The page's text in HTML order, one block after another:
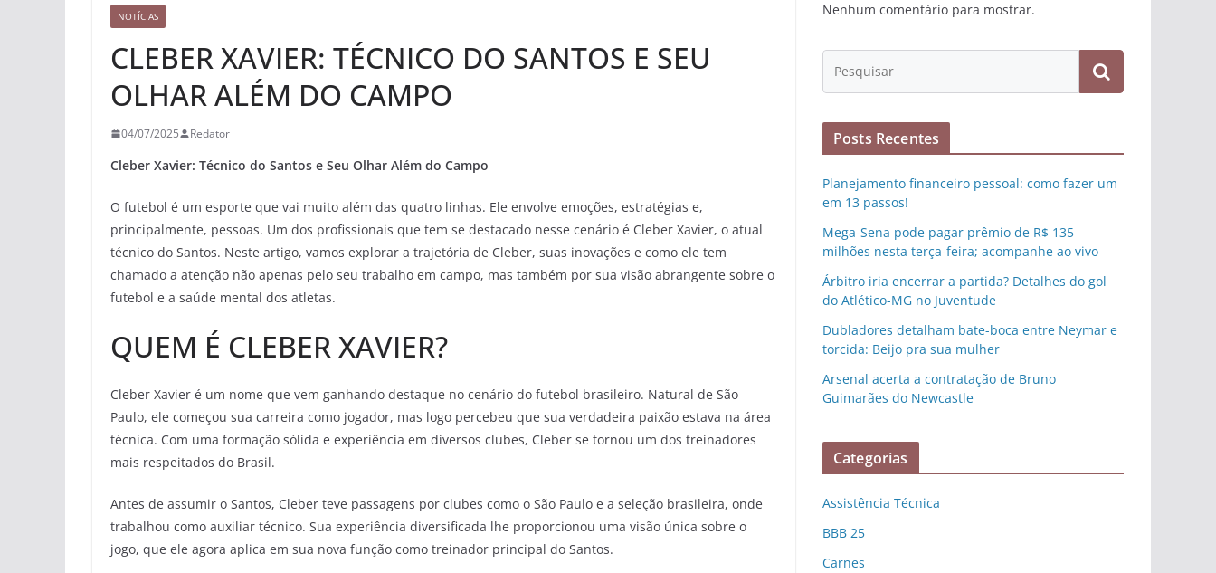
NOTÍCIAS
CLEBER XAVIER: TÉCNICO DO SANTOS E SEU
OLHAR ALÉM DO CAMPO
04/07/2025 Redator
Cleber Xavier: Técnico do Santos e Seu Olhar Além do Campo
O futebol é um esporte que vai muito além das quatro linhas. Ele envolve emoções, estratégias e,
principalmente, pessoas. Um dos profissionais que tem se destacado nesse cenário é Cleber Xavier, o atual
técnico do Santos. Neste artigo, vamos explorar a trajetória de Cleber, suas inovações e como ele tem
chamado a atenção não apenas pelo seu trabalho em campo, mas também por sua visão abrangente sobre o
futebol e a saúde mental dos atletas.
QUEM É CLEBER XAVIER?
Cleber Xavier é um nome que vem ganhando destaque no cenário do futebol brasileiro. Natural de São
Paulo, ele começou sua carreira como jogador, mas logo percebeu que sua verdadeira paixão estava na área
técnica. Com uma formação sólida e experiência em diversos clubes, Cleber se tornou um dos treinadores
mais respeitados do Brasil.
Antes de assumir o Santos, Cleber teve passagens por clubes como o São Paulo e a seleção brasileira, onde
trabalhou como auxiliar técnico. Sua experiência diversificada lhe proporcionou uma visão única sobre o
jogo, que ele agora aplica em sua nova função como treinador principal do Santos.
Nenhum comentário para mostrar.
Posts Recentes
Planejamento financeiro pessoal: como fazer um
em 13 passos!
Mega-Sena pode pagar prêmio de R$ 135
milhões nesta terça-feira; acompanhe ao vivo
Árbitro iria encerrar a partida? Detalhes do gol
do Atlético-MG no Juventude
Dubladores detalham bate-boca entre Neymar e
torcida: Beijo pra sua mulher
Arsenal acerta a contratação de Bruno
Guimarães do Newcastle
Categorias
Assistência Técnica
BBB 25
Carnes